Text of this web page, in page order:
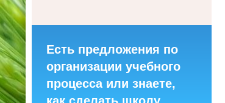
Есть предложения по
организации учебного
процесса или знаете,
как сделать школу